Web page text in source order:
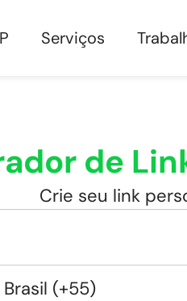
Serviços
de
Crie seu link
Brasil (+55)